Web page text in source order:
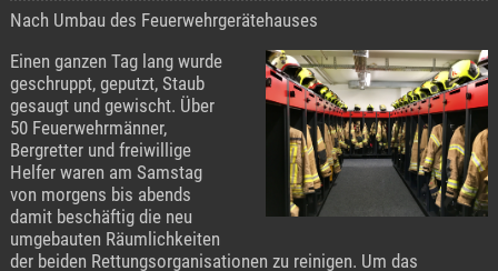
Nach Umbau des Feuerwehrgerätehauses
Einen ganzen Tag lang wurde
geschruppt, geputzt, Staub
gesaugt und gewischt. Über
50 Feuerwehrmänner,
Bergretter und freiwillige
Helfer waren am Samstag
von morgens bis abends
damit beschäftig die neu
umgebauten Räumlichkeiten
der beiden Rettungsorganisationen zu reinigen. Um das